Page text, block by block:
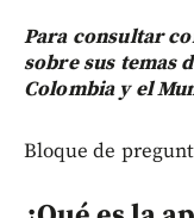
Para consultar
sobre sus temas
Colombia y el
Bloque de